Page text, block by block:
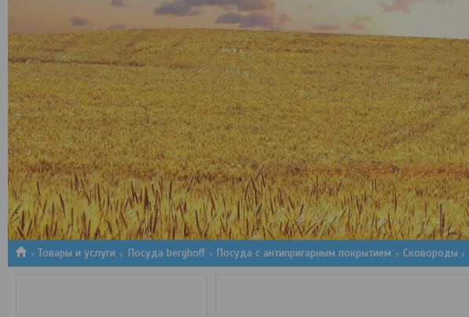
Товары и услуги Посуда berghoff Посуда с антипригарным покрытием Сковороды